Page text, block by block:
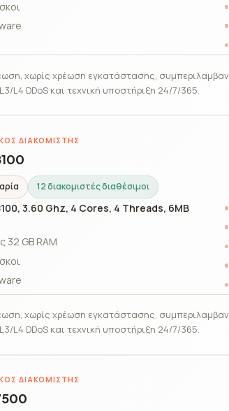
χωρίς χρέωση εγκατάστασης,
L4 DDoS και τεχνική υποστήριξη 24/7/365.
ΔΙΑΚΟΜΙΣΤΉΣ
12 διακομιστές διαθέσιμοι
3.60 Ghz, 4 Cores, 4 Threads, 6MB
32 GB RAM
χωρίς χρέωση εγκατάστασης,
L4 DDoS και τεχνική υποστήριξη 24/7/365.
ΔΙΑΚΟΜΙΣΤΉΣ